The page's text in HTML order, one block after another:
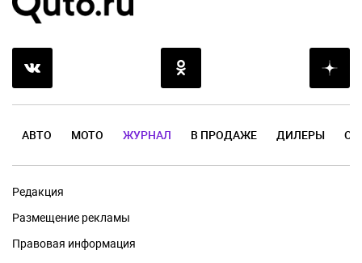
АВТО МОТО ЖУРНАЛ В ПРОДАЖЕ ДИЛЕРЫ
Редакция
Размещение рекламы
Правовая информация